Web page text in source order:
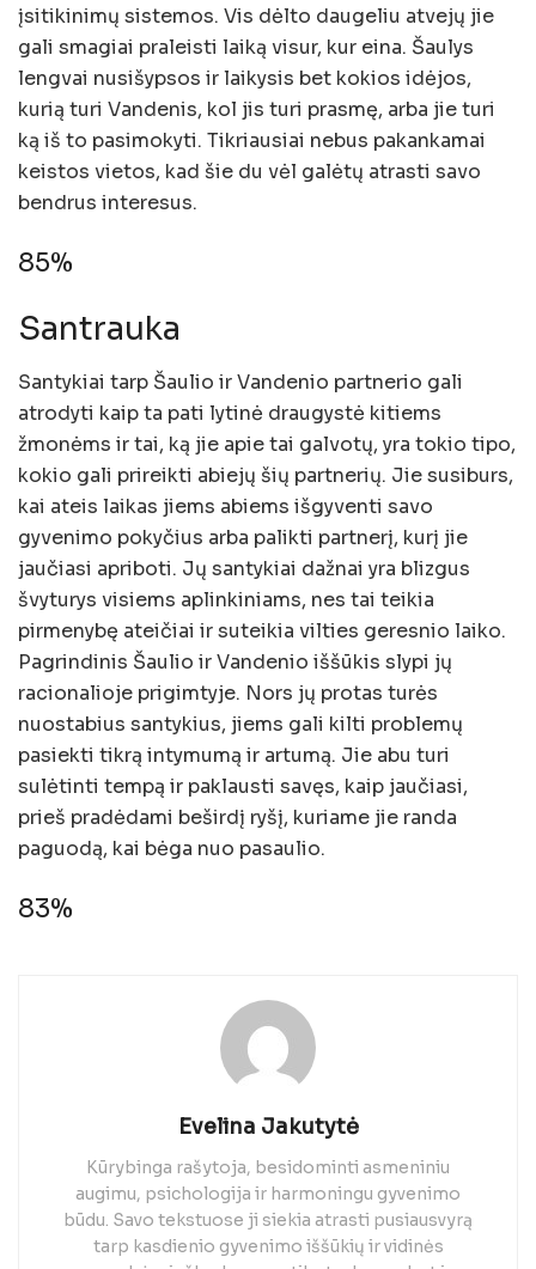
įsitikinimų sistemos. Vis dėlto daugeliu atvejų jie
gali smagiai praleisti laiką visur, kur eina. Šaulys
lengvai nusišypsos ir laikysis bet kokios idėjos,
kurią turi Vandenis, kol jis turi prasmę, arba jie turi
ką iš to pasimokyti. Tikriausiai nebus pakankamai
keistos vietos, kad šie du vėl galėtų atrasti savo
bendrus interesus.
85%
Santrauka
Santykiai tarp Šaulio ir Vandenio partnerio gali
atrodyti kaip ta pati lytinė draugystė kitiems
žmonėms ir tai, ką jie apie tai galvotų, yra tokio tipo,
kokio gali prireikti abiejų šių partnerių. Jie susiburs,
kai ateis laikas jiems abiems išgyventi savo
gyvenimo pokyčius arba palikti partnerį, kurį jie
jaučiasi apriboti. Jų santykiai dažnai yra blizgus
švyturys visiems aplinkiniams, nes tai teikia
pirmenybę ateičiai ir suteikia vilties geresnio laiko.
Pagrindinis Šaulio ir Vandenio iššūkis slypi jų
racionalioje prigimtyje. Nors jų protas turės
nuostabius santykius, jiems gali kilti problemų
pasiekti tikrą intymumą ir artumą. Jie abu turi
sulėtinti tempą ir paklausti savęs, kaip jaučiasi,
prieš pradėdami beširdį ryšį, kuriame jie randa
paguodą, kai bėga nuo pasaulio.
83%
Evelina Jakutytė
Kūrybinga rašytoja, besidominti asmeniniu
augimu, psichologija ir harmoningu gyvenimo
būdu. Savo tekstuose ji siekia atrasti pusiausvyrą
tarp kasdienio gyvenimo iššūkių ir vidinės